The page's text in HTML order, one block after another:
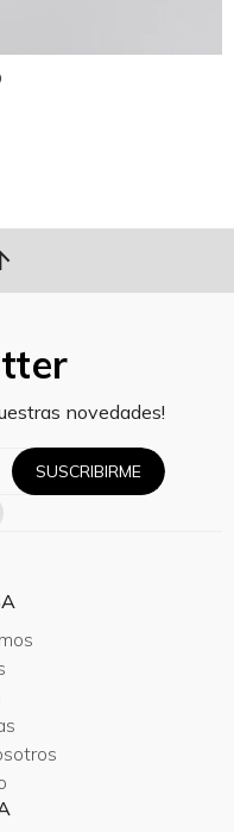
novedades!
SUSCRIBIRME